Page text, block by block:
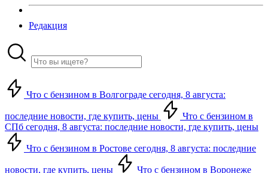
Редакция
Что с бензином в Волгограде сегодня, 8 августа:
последние новости, где купить, цены
Что с бензином в
СПб сегодня, 8 августа: последние новости, где купить, цены
Что с бензином в Ростове сегодня, 8 августа: последние
новости, где купить, цены Что с бензином в Воронеже